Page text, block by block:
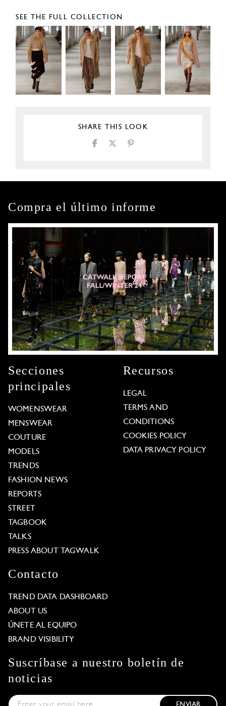
SEE THE FULL COLLECTION
SHARE THIS LOOK
Compra el último informe
Secciones
principales
WOMENSWEAR
MENSWEAR
COUTURE
MODELS
TRENDS
FASHION NEWS
REPORTS
STREET
TAGBOOK
TALKS
PRESS ABOUT TAGWALK
Recursos
LEGAL
TERMS AND
CONDITIONS
COOKIES POLICY
DATA PRIVACY POLICY
Contacto
TREND DATA DASHBOARD
ABOUT US
ÚNETE AL EQUIPO
BRAND VISIBILITY
Suscríbase a nuestro boletín de
noticias